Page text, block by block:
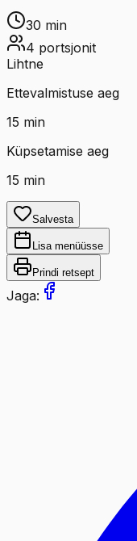
30 min
4 portsjonit
Lihtne
Ettevalmistuse aeg
15 min
Küpsetamise aeg
15 min
Salvesta
Lisa menüüsse
Prindi retsept
Jaga: